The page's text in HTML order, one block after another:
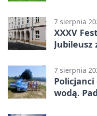
7 sierpnia
XXXV
7 sierpnia
wodą.